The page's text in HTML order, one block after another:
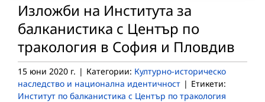
Изложби на Института за
балканистика с Център по
тракология в София и Пловдив
15 юни 2020 г. | Категории: Културно-историческо
наследство и национална идентичност | Етикети:
Институт по балканистика с Център по тракология